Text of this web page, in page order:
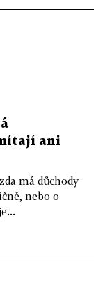
ani
má důchody
nebo o